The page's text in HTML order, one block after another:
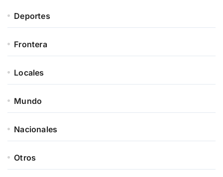
Deportes
Frontera
Locales
Mundo
Nacionales
Otros